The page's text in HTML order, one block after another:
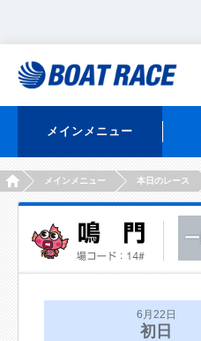
メインメニュー
HOMEメインメニュー 本日のレース
6月22日
初日